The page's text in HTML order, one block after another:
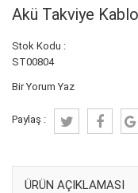
Akü Takviye
Stok Kodu :
ST00804
Bir Yorum Yaz
Paylaş :
ÜRÜN AÇIKLAMASI